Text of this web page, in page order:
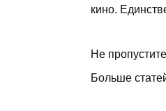
кино.
Не
Больше